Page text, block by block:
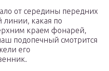
от середины передних
линии, какая по
краем фонарей,
подопечный смотрится
его